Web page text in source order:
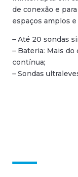
de conexão e
espaços amplos
– Até 20 sondas
– Bateria: Mais do
contínua;
– Sondas